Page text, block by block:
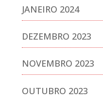
JANEIRO 2024
DEZEMBRO 2023
NOVEMBRO 2023
OUTUBRO 2023